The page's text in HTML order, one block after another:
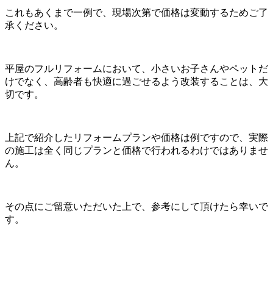
これもあくまで一例で、現場次第で価格は変動するためご了
承ください。
平屋のフルリフォームにおいて、小さいお子さんやペットだ
けでなく、高齢者も快適に過ごせるよう改装することは、大
切です。
上記で紹介したリフォームプランや価格は例ですので、実際
の施工は全く同じプランと価格で行われるわけではありませ
ん。
その点にご留意いただいた上で、参考にして頂けたら幸いで
す。